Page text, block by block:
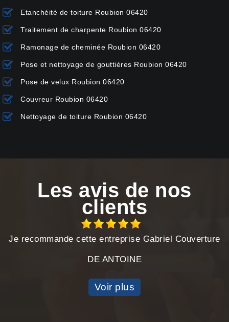
Etanchéité de toiture Roubion 06420
Traitement de charpente Roubion 06420
Ramonage de cheminée Roubion 06420
Pose et nettoyage de gouttières Roubion 06420
Pose de velux Roubion 06420
Couvreur Roubion 06420
Nettoyage de toiture Roubion 06420
Les avis de nos
clients
Je recommande cette entreprise Gabriel Couverture
DE ANTOINE
Voir plus